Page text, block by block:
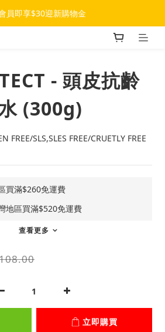
員即享$30迎新購物金
- 頭皮抗齡
(300g)
FREE/SLS,SLES FREE/CRUETLY FREE
買滿$260免運費
地區買滿$520免運費
查看更多
立即購買